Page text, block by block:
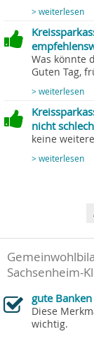
> weiterlesen
Was könnte
Guten Tag,
> weiterlesen
nicht
keine
> weiterlesen
Sachsenheim-
gute Banken
Diese
wichtig.